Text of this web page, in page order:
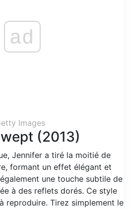
ad
Images
(2013)
Jennifer a tiré la moitié de
formant un effet élégant et
une touche subtile de
à des reflets dorés. Ce style
reproduire. Tirez simplement le